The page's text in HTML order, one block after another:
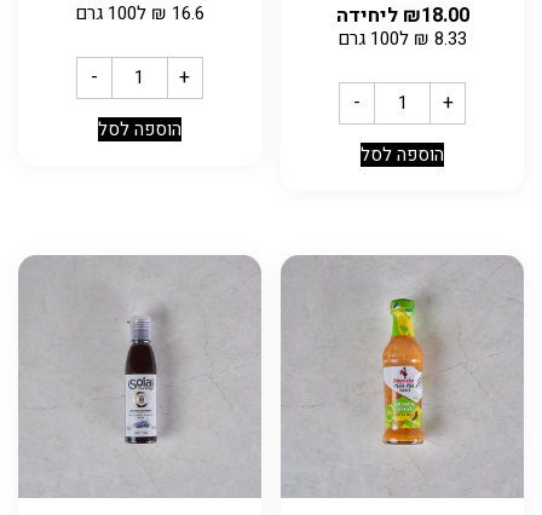
₪18.00 ליחידה
8.33
₪ ל100 גרם
- +
הוספה לסל
16.6
₪ ל100 גרם
- +
הוספה לסל